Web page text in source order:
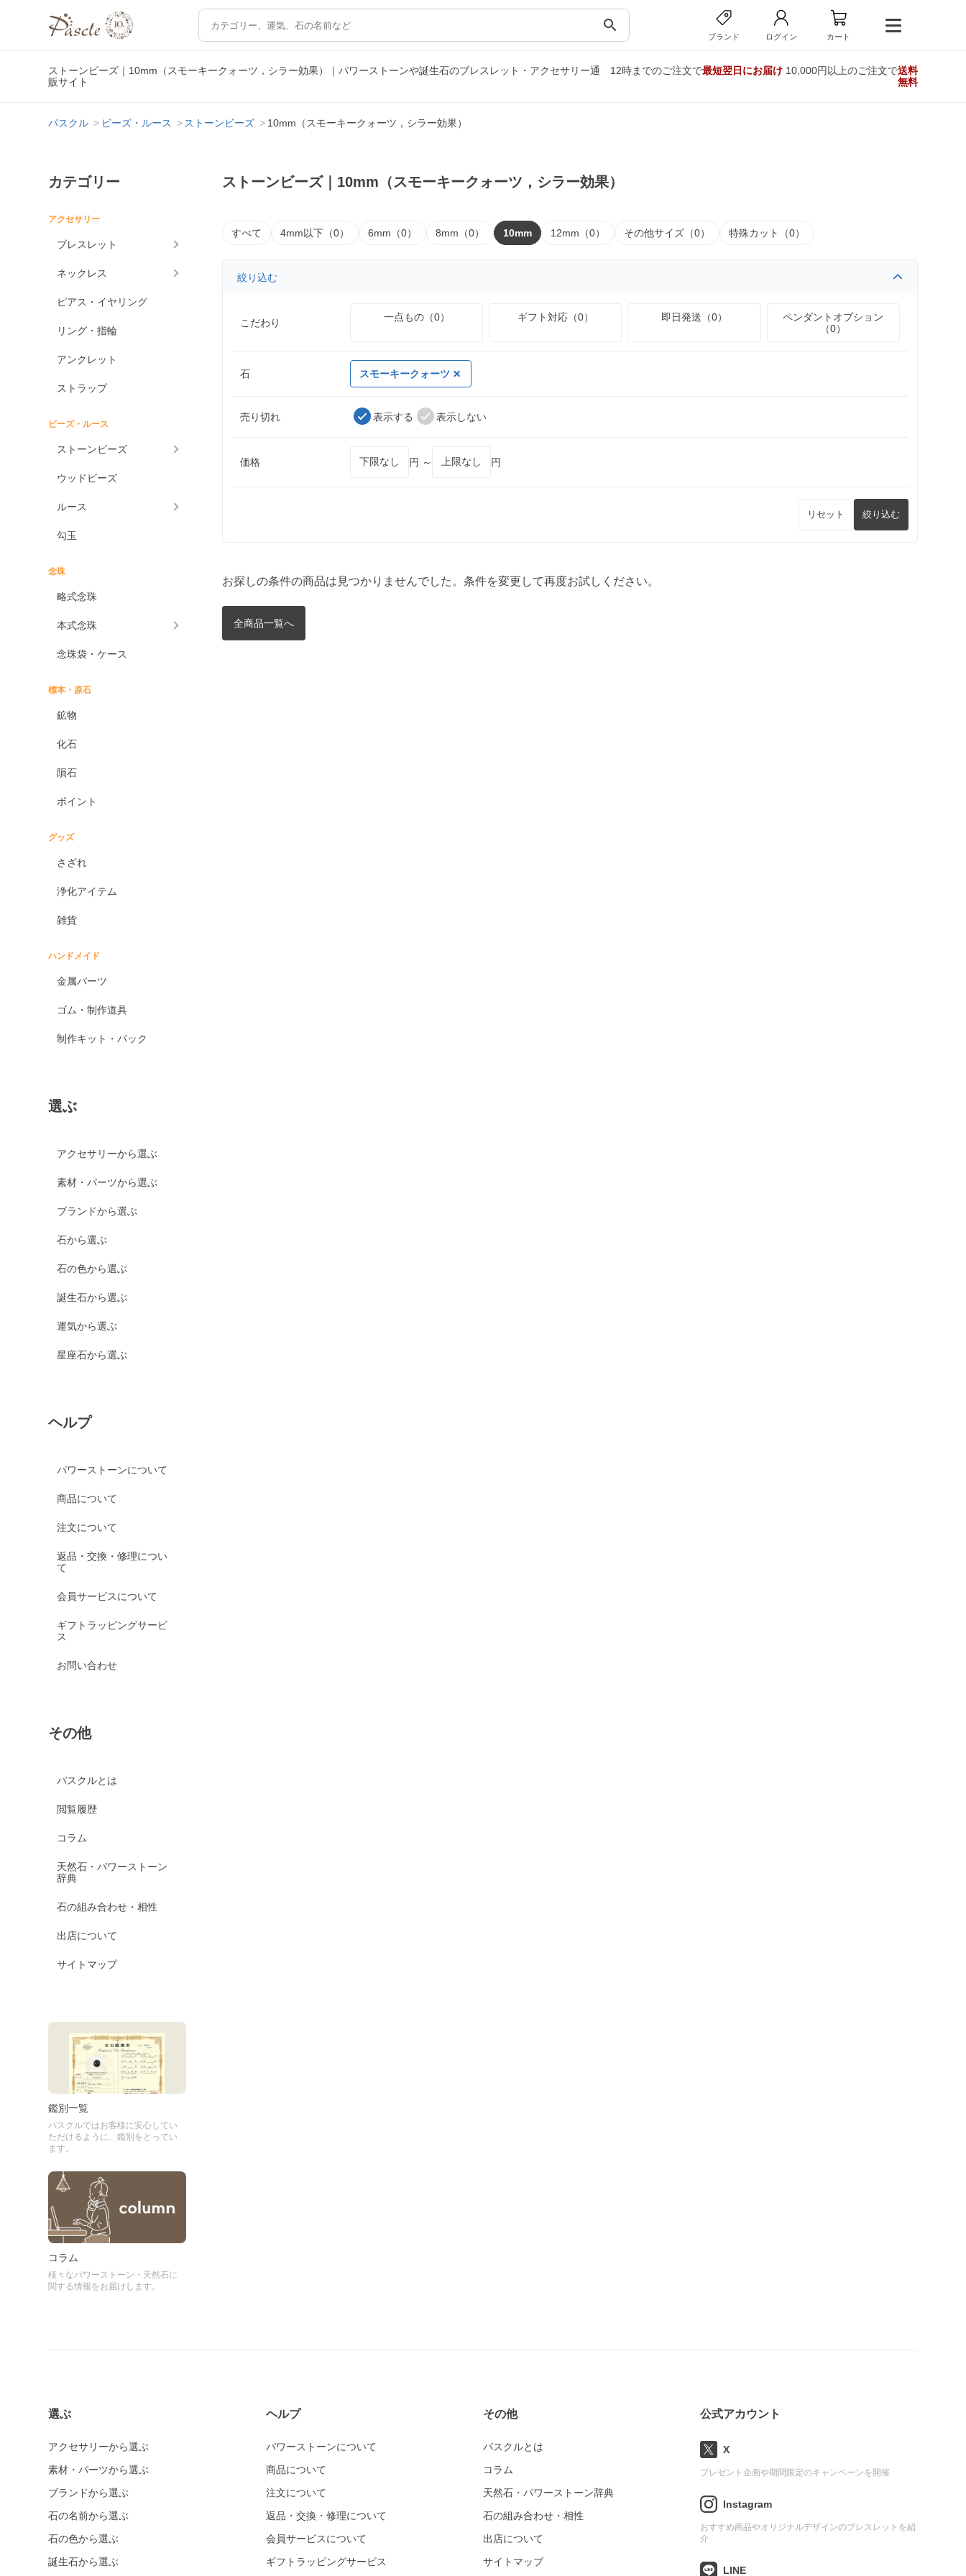
search
ブランド ログイン カート
ストーンビーズ｜10mm（スモーキークォーツ，シラー効果）｜パワーストーンや誕生石のブレスレット・アクセサリー通
販サイト
12時までのご注文で最短翌日にお届け10,000円以上のご注文で送料
無料
パスクル ビーズ・ルース ストーンビーズ 10mm（スモーキークォーツ，シラー効果）
カテゴリー
アクセサリー
ブレスレット
ネックレス
ピアス・イヤリング
リング・指輪
アンクレット
ストラップ
ビーズ・ルース
ストーンビーズ
ウッドビーズ
ルース
勾玉
念珠
略式念珠
本式念珠
念珠袋・ケース
標本・原石
鉱物
化石
隕石
ポイント
グッズ
さざれ
浄化アイテム
雑貨
ハンドメイド
金属パーツ
ゴム・制作道具
制作キット・パック
選ぶ
アクセサリーから選ぶ
素材・パーツから選ぶ
ブランドから選ぶ
石から選ぶ
石の色から選ぶ
誕生石から選ぶ
運気から選ぶ
星座石から選ぶ
ヘルプ
パワーストーンについて
商品について
注文について
返品・交換・修理につい
て
会員サービスについて
ギフトラッピングサービ
ス
お問い合わせ
その他
パスクルとは
閲覧履歴
コラム
天然石・パワーストーン
辞典
石の組み合わせ・相性
出店について
サイトマップ
鑑別一覧
パスクルではお客様に安心してい
ただけるように、鑑別をとってい
ます。
コラム
様々なパワーストーン・天然石に
関する情報をお届けします。
ストーンビーズ｜10mm（スモーキークォーツ，シラー効果）
すべて 4mm以下（0） 6mm（0） 8mm（0） 10mm 12mm（0） その他サイズ（0） 特殊カット（0）
絞り込む
こだわり 一点もの（0） ギフト対応（0） 即日発送（0）
ペンダントオプション
（0）
石 スモーキークォーツ
売り切れ 表示する 表示しない
価格 円 ～ 円
リセット 絞り込む
お探しの条件の商品は見つかりませんでした。条件を変更して再度お試しください。
全商品一覧へ
選ぶ
アクセサリーから選ぶ
素材・パーツから選ぶ
ブランドから選ぶ
石の名前から選ぶ
石の色から選ぶ
誕生石から選ぶ
ヘルプ
パワーストーンについて
商品について
注文について
返品・交換・修理について
会員サービスについて
ギフトラッピングサービス
その他
パスクルとは
コラム
天然石・パワーストーン辞典
石の組み合わせ・相性
出店について
サイトマップ
公式アカウント
X
プレゼント企画や期間限定のキャンペーンを開催
Instagram
おすすめ商品やオリジナルデザインのブレスレットを紹
介
LINE